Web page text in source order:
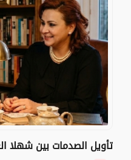
تأويل الصدمات بين شهلا